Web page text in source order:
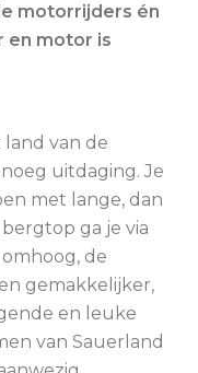
motorrijders én
en motor is
van de
uitdaging. Je
met lange, dan
ga je via
de
gemakkelijker,
en leuke
van Sauerland